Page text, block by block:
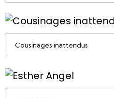
Cousinages inattendus